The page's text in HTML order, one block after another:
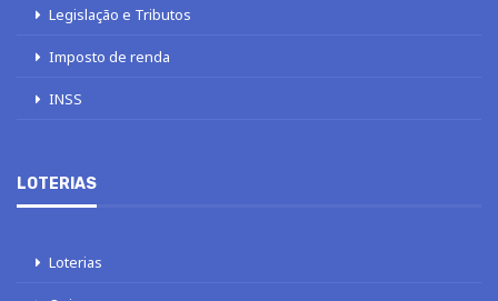
Legislação e Tributos
Imposto de renda
INSS
LOTERIAS
Loterias